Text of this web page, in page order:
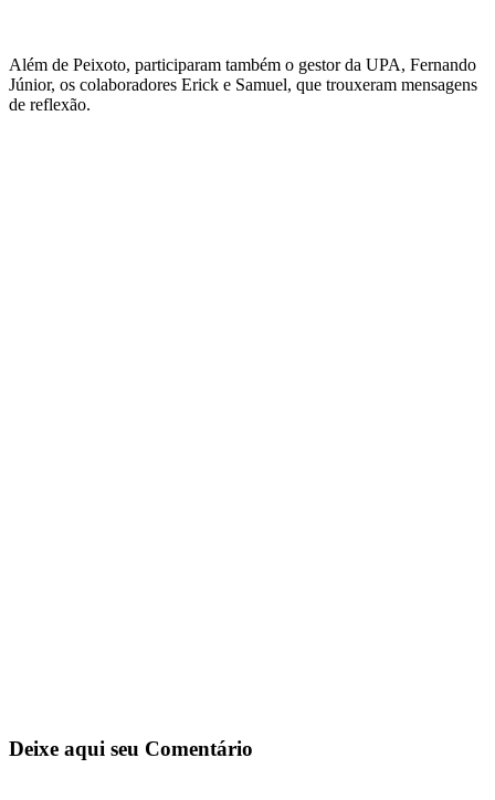
Além de Peixoto, participaram também o gestor da UPA, Fernando
Júnior, os colaboradores Erick e Samuel, que trouxeram mensagens
de reflexão.
Deixe aqui seu Comentário